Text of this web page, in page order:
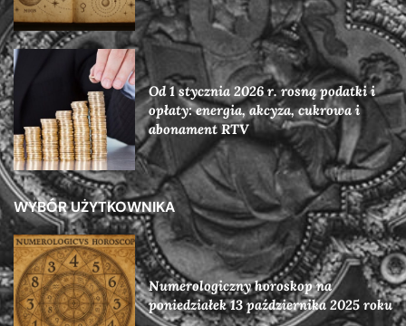
Od 1 stycznia 2026 r. rosną podatki i
opłaty: energia, akcyza, cukrowa i
abonament RTV
WYBÓR UŻYTKOWNIKA
Numerologiczny horoskop na
poniedziałek 13 października 2025 roku